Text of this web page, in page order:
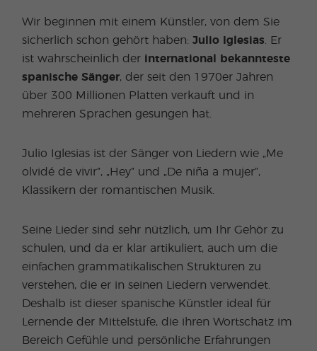
Wir beginnen mit einem Künstler, von dem Sie
sicherlich schon gehört haben:Julio Iglesias . Er
ist wahrscheinlich der
international bekannteste
spanische Sänger, der seit den 1970er Jahren
über 300 Millionen Platten verkauft und in
mehreren Sprachen gesungen hat.
Julio Iglesias ist der Sänger von Liedern wie „Me
olvidé de vivir”, „Hey” und „De niña a mujer”,
Klassikern der romantischen Musik.
Seine Lieder sind sehr nützlich, um Ihr Gehör zu
schulen, und da er klar artikuliert, auch um die
einfachen grammatikalischen Strukturen zu
verstehen, die er in seinen Liedern verwendet.
Deshalb ist dieser spanische Künstler ideal für
Lernende der Mittelstufe, die ihren Wortschatz im
Bereich Gefühle und persönliche Erfahrungen